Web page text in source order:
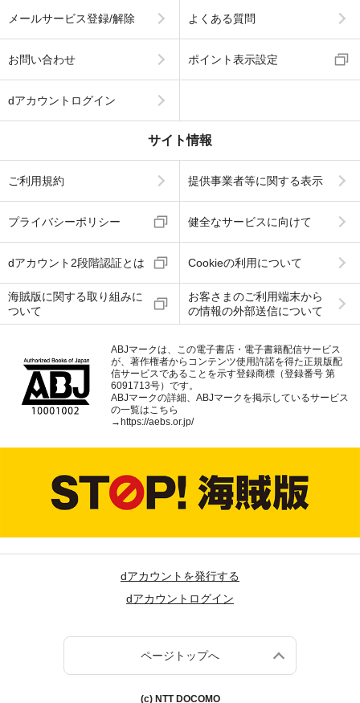
メールサービス登録/解除 よくある質問
お問い合わせ ポイント表示設定
dアカウントログイン
サイト情報
ご利用規約 提供事業者等に関する表示
プライバシーポリシー 健全なサービスに向けて
dアカウント2段階認証とは Cookieの利用について
海賊版に関する取り組みに
ついて
お客さまのご利用端末から
の情報の外部送信について
ABJマークは、この電子書店・電子書籍配信サービス
が、著作権者からコンテンツ使用許諾を得た正規版配
信サービスであることを示す登録商標（登録番号 第
6091713号）です。
ABJマークの詳細、ABJマークを掲示しているサービス
の一覧はこちら
→ https://aebs.or.jp/
dアカウントを発行する
dアカウントログイン
ページトップへ
(c) NTT DOCOMO